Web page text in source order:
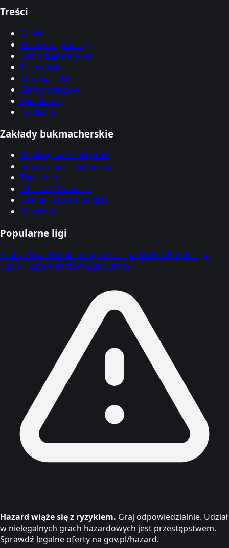
Treści
Wideo
Polacy za granicą
Okno transferowe
Transmisje
Mundial 2026
Skróty meczów
Symulatory
Edukacja
Zakłady bukmacherskie
Ranking bukmacherów
Kupony bukmacherskie
Typy dnia
Oferta STS na dziś
Oferta Fortuna na dziś
Superbet
Popularne ligi
Ekstraklasa Premier League La Liga Serie A Bundesliga
Ligue 1 Liga Mistrzów Liga Europy
Hazard wiąże się z ryzykiem. Graj odpowiedzialnie. Udział
w nielegalnych grach hazardowych jest przestępstwem.
Sprawdź legalne oferty na gov.pl/hazard.